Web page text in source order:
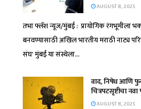
AUGUST 8, 2025
तभा फ्लॅश न्यूज/मुंबई : प्रायोगिक रंगभूमीला
बनवण्यासाठी अखिल भारतीय मराठी नाट्य
संघ' मुंबई या संस्थेला...
वाद, निषेध आणि
चित्रपटसृष्टीचा नवा
AUGUST 8, 2025